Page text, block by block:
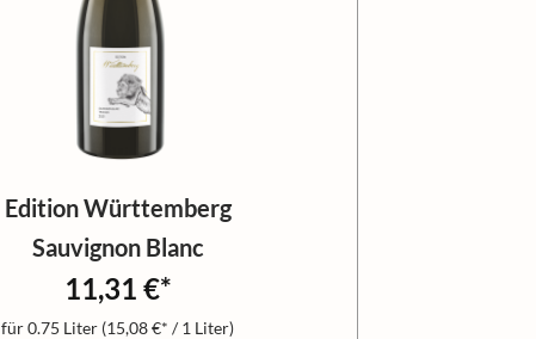
Edition Württemberg
Sauvignon Blanc
11,31 €*
für0.75 Liter (15,08 €* / 1 Liter)